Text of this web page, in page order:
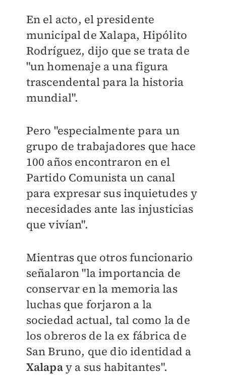
En el acto, el presidente
municipal de Xalapa, Hipólito
Rodríguez, dijo que se trata de
"un homenaje a una figura
trascendental para la historia
mundial".
Pero "especialmente para un
grupo de trabajadores que hace
100 años encontraron en el
Partido Comunista un canal
para expresar sus inquietudes y
necesidades ante las injusticias
que vivían".
Mientras que otros funcionario
señalaron "la importancia de
conservar en la memoria las
luchas que forjaron a la
sociedad actual, tal como la de
los obreros de la ex fábrica de
San Bruno, que dio identidad a
Xalapay a sus habitantes".